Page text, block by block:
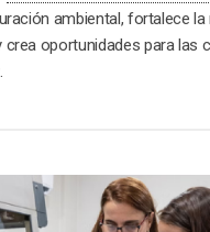
ambiental, fortalece la
crea oportunidades para las